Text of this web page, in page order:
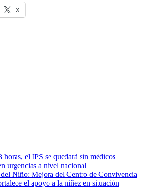
X
horas, el IPS se quedará sin médicos
urgencias a nivel nacional
Niño: Mejora del Centro de Convivencia
el apoyo a la niñez en situación